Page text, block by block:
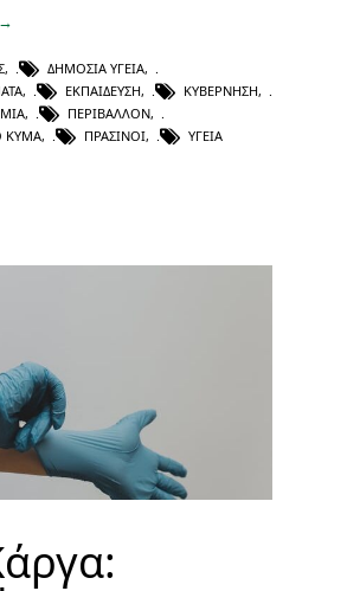
, ΔΗΜΌΣΙΑ ΥΓΕΊΑ,
, ΕΚΠΑΊΔΕΥΣΗ, ΚΥΒΈΡΝΗΣΗ,
, ΠΕΡΙΒΆΛΛΟΝ,
ΚΎΜΑ, ΠΡΆΣΙΝΟΙ, ΥΓΕΊΑ